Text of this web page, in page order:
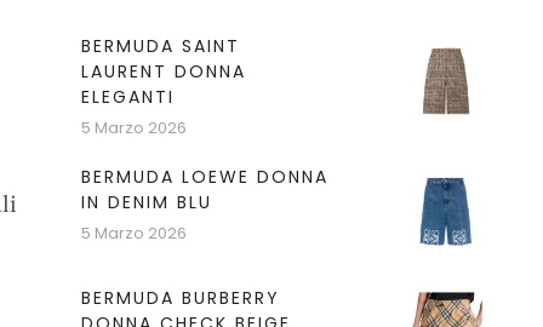
BERMUDA SAINT
LAURENT DONNA
ELEGANTI
5 Marzo 2026
BERMUDA LOEWE DONNA
IN DENIM BLU
5 Marzo 2026
BERMUDA BURBERRY